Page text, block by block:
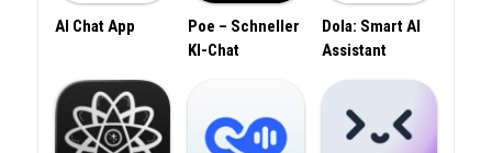
AI Chat App
Poe – Schneller
KI-Chat
Dola: Smart AI
Assistant